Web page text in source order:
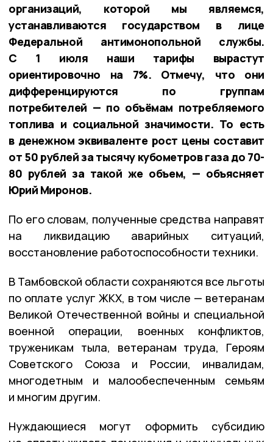
организаций, которой мы являемся,
устанавливаются государством в лице
Федеральной антимонопольной службы.
С 1 июля наши тарифы вырастут
ориентировочно на 7%. Отмечу, что они
дифференцируются по группам
потребителей — по объёмам потребляемого
топлива и социальной значимости. То есть
в денежном эквиваленте рост цены составит
от 50 рублей за тысячу кубометров газа до 70-
80 рублей за такой же объем, — объясняет
Юрий Миронов.
По его словам, полученные средства направят
на ликвидацию аварийных ситуаций,
восстановление работоспособности техники.
В Тамбовской области сохраняются все льготы
по оплате услуг ЖКХ, в том числе — ветеранам
Великой Отечественной войны и специальной
военной операции, военных конфликтов,
труженикам тыла, ветеранам труда, Героям
Советского Союза и России, инвалидам,
многодетным и малообеспеченным семьям
и многим другим.
Нуждающиеся могут оформить субсидию